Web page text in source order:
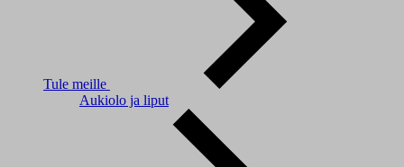
Tule meille
Aukiolo ja liput